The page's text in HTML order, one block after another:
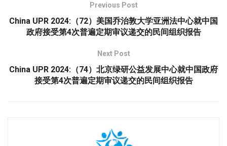
Previous Post
China UPR 2024:（72）美国乔治敦大学亚洲法中心就中国
政府接受第4次普遍定期审议递交的民间组织报告
Next Post
China UPR 2024:（74）北京绿研公益发展中心就中国政府
接受第4次普遍定期审议递交的民间组织报告